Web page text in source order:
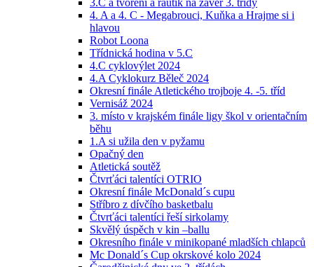
3.C a tvoření a rautík na závěr 3. třídy
4. A a 4. C - Megabrouci, Kuňka a Hrajme si i
hlavou
Robot Loona
Třídnická hodina v 5.C
4.C cyklovýlet 2024
4.A Cyklokurz Běleč 2024
Okresní finále Atletického trojboje 4. -5. tříd
Vernisáž 2024
3. místo v krajském finále ligy škol v orientačním
běhu
1.A si užila den v pyžamu
Opačný den
Atletická soutěž
Čtvrťáci talentíci OTRIO
Okresní finále McDonald´s cupu
Stříbro z dívčího basketbalu
Čtvrťáci talentíci řeší sirkolamy
Skvělý úspěch v kin –ballu
Okresního finále v minikopané mladších chlapců
Mc Donald´s Cup okrskové kolo 2024